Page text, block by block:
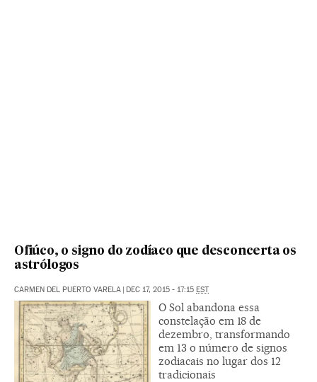
Ofiúco, o signo do zodíaco que desconcerta os
astrólogos
CARMEN DEL PUERTO VARELA | DEC 17, 2015 - 17:15 EST
O Sol abandona essa
constelação em 18 de
dezembro, transformando
em 13 o número de signos
zodiacais no lugar dos 12
tradicionais